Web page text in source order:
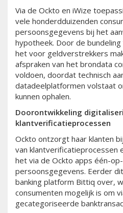
Via de Ockto en iWize
vele honderdduizenden
persoonsgegevens bij het
hypotheek. Door de
het voor geldverstrekkers
afspraken van het brondata
voldoen, doordat technisch
datadeelplatformen volstaat
kunnen ophalen.
Doorontwikkeling
klantverificatieprocessen
Ockto ontzorgt haar klanten
van klantverificatieprocessen
het via de Ockto apps één-
persoonsgegevens. Eerder
banking platform Bittiq over,
consumenten mogelijk is om
gecategoriseerde